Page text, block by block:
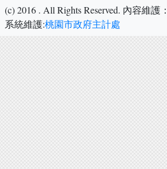
(c) 2016 . All Rights Reserved. 內容維護：
系統維護:桃園市政府主計處